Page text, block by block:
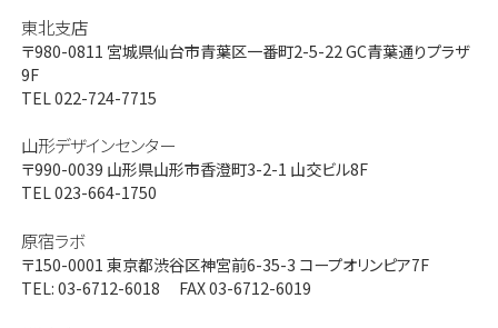
東北支店
〒980-0811 宮城県仙台市青葉区一番町2-5-22 GC青葉通りプラザ
9F
TEL 022-724-7715
山形デザインセンター
〒990-0039 山形県山形市香澄町3-2-1 山交ビル8F
TEL 023-664-1750
原宿ラボ
〒150-0001 東京都渋谷区神宮前6-35-3 コープオリンピア7F
TEL: 03-6712-6018 FAX 03-6712-6019